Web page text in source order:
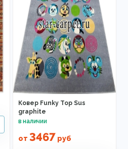
Ковер Funky Top Sus
graphite
от 3467 руб